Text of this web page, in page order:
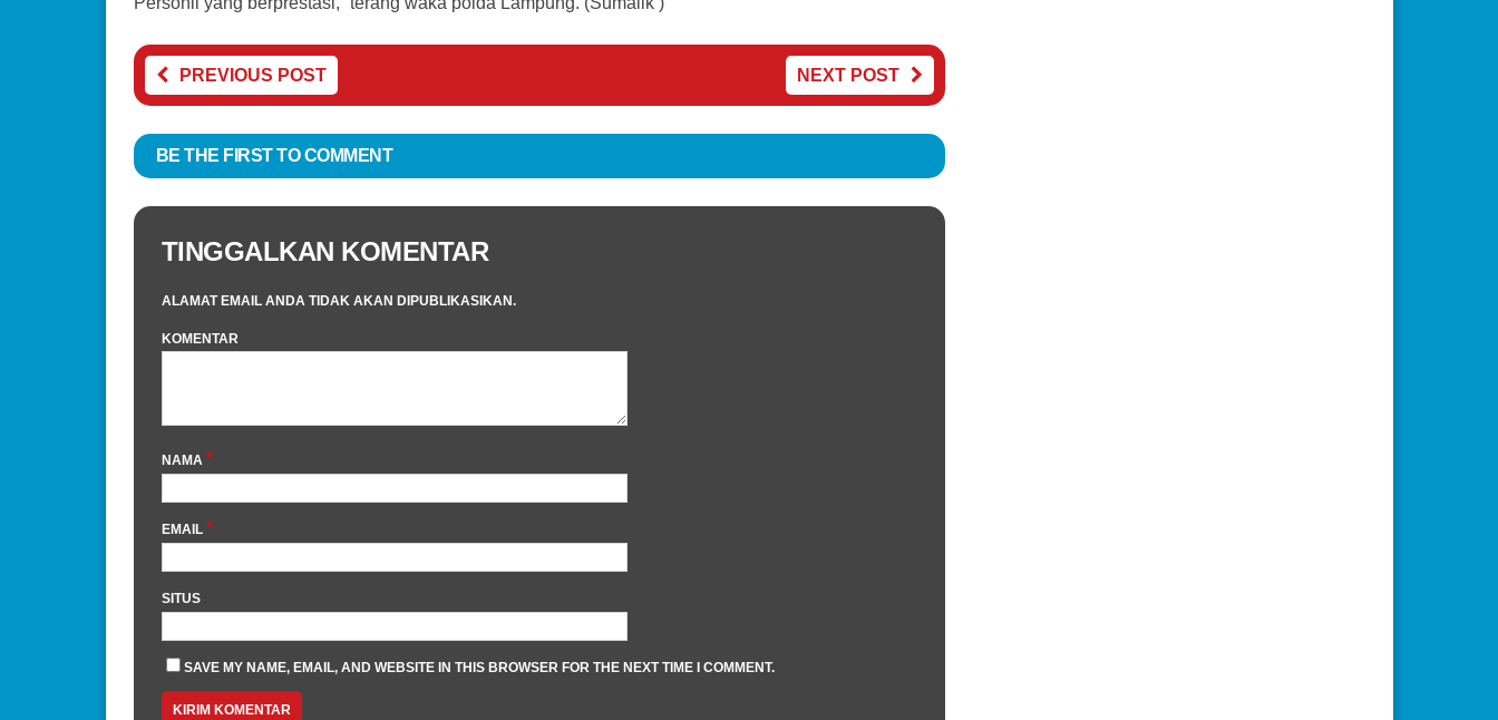
PREVIOUS POST NEXT POST
BE THE FIRST TO COMMENT
TINGGALKAN KOMENTAR
ALAMAT EMAIL ANDA TIDAK AKAN DIPUBLIKASIKAN.
KOMENTAR
NAMA *
EMAIL *
SITUS
SAVE MY NAME, EMAIL, AND WEBSITE IN THIS BROWSER FOR THE NEXT TIME I COMMENT.